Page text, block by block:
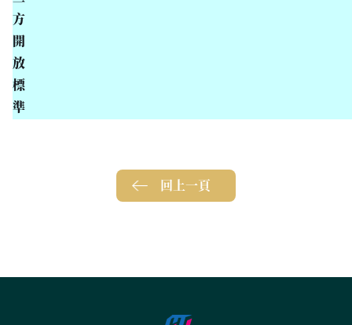
方
開
放
標
準
回上一頁